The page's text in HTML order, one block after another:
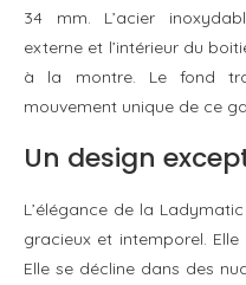
34 mm. L’acier
externe et l’intérieur du
à la montre. Le fond
mouvement unique de ce
Un design
L’élégance de la
gracieux et intemporel.
Elle se décline dans des